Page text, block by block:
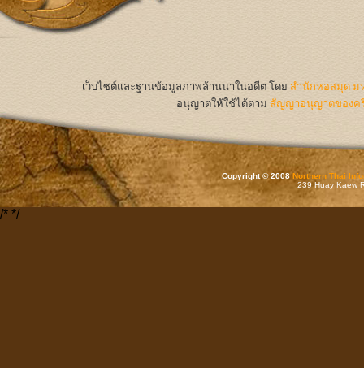
เว็บไซต์และฐานข้อมูลภาพล้านนาในอดีต โดย สำนักหอสมุด ม
อนุญาตให้ใช้ได้ตาม สัญญาอนุญาตของค
Copyright © 2008Northern Thai
239 Huay Kaew
/* */